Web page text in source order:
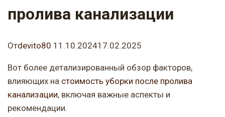
пролива канализации
Отdevito80 11.10.202417.02.2025
Вот более детализированный обзор факторов,
влияющих на стоимость уборки после пролива
канализации, включая важные аспекты и
рекомендации.